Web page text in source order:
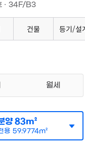
· 34F/B3
건물 등기/설
월세
양83m²
용 59.9774m²